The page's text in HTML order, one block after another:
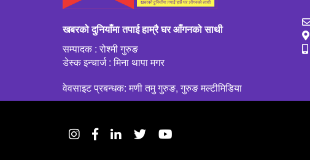
खबरको दुनियाँमा तपाई हाम्रै घर आँगनको साथी
सम्पादक : रोश्मी गुरुङ
डेस्क इन्चार्ज : मिना थापा मगर
वेवसाइट प्रबन्धक: मणी तमु गुरुङ, गुरुङ मल्टीमिडिया